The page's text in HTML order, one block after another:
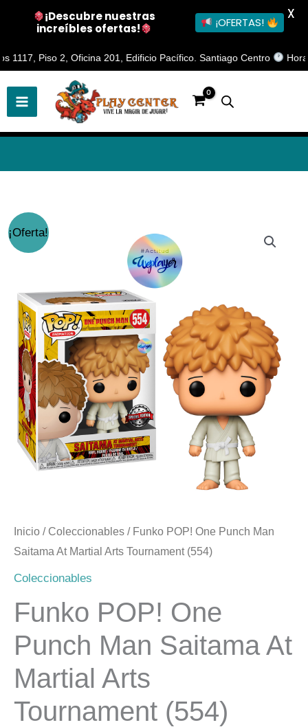
Piso 2, Oficina 201, Edificio Pacífico. Santiago Centro Horario
al
contenido
¡Oferta!
Inicio / Coleccionables / Funko POP! One Punch Man
Saitama At Martial Arts Tournament (554)
Coleccionables
Funko POP! One
Punch Man Saitama At
Martial Arts
Tournament (554)
precio
original
era:
$17.990.
El
precio
actual
es:
$14.990.
Funko
POP!
Punch
Man
Saitama
At
Martial
Arts
Tournament
(554)
cantidad
¡Descubre nuestras
increíbles ofertas!
¡OFERTAS!
X